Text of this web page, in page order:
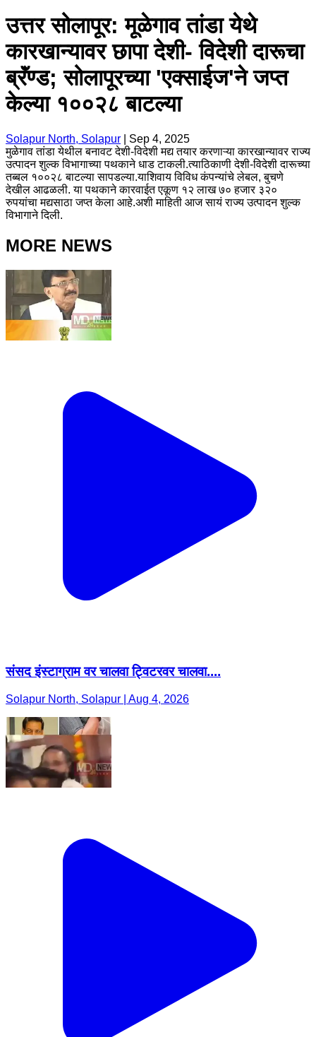
उत्तर सोलापूर: मूळेगाव तांडा येथे
कारखान्यावर छापा देशी- विदेशी दारूचा
ब्रॅंण्ड; सोलापूरच्या 'एक्साईज'ने जप्त
केल्या १००२८ बाटल्या
Solapur North, Solapur
Sep 4, 2025
मुळेगाव तांडा येथील बनावट देशी-विदेशी मद्य तयार करणाऱ्या कारखान्यावर राज्य
उत्पादन शुल्क विभागाच्या पथकाने धाड टाकली.त्याठिकाणी देशी-विदेशी दारूच्या
तब्बल १००२८ बाटल्या सापडल्या.याशिवाय विविध कंपन्यांचे लेबल, बुचणे
देखील आढळली. या पथकाने कारवाईत एकूण १२ लाख ७० हजार ३२०
रुपयांचा मद्यसाठा जप्त केला आहे.अशी माहिती आज सायं राज्य उत्पादन शुल्क
विभागाने दिली.
MORE NEWS
संसद इंस्टाग्राम वर चालवा ट्विटरवर चालवा....
Solapur North, Solapur | Aug 4, 2026